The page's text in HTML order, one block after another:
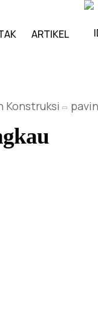
ARTIKEL
Konstruksi